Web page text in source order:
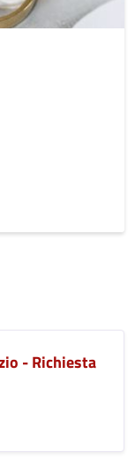
- Richiesta